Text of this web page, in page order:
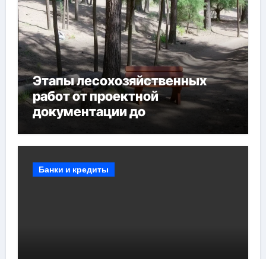
Этапы лесохозяйственных
работ от проектной
документации до
мероприятий и обустройства
Банки и кредиты